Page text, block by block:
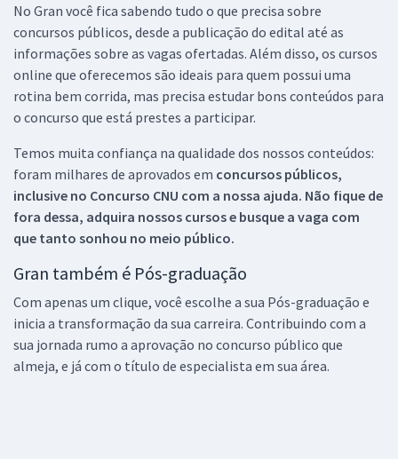
No Gran você fica sabendo tudo o que precisa sobre
concursos públicos, desde a publicação do edital até as
informações sobre as vagas ofertadas. Além disso, os cursos
online que oferecemos são ideais para quem possui uma
rotina bem corrida, mas precisa estudar bons conteúdos para
o concurso que está prestes a participar.
Temos muita confiança na qualidade dos nossos conteúdos:
foram milhares de aprovados em concursos públicos,
inclusive no Concurso CNU com a nossa ajuda. Não fique de
fora dessa, adquira nossos cursos e busque a vaga com
que tanto sonhou no meio público.
Gran também é Pós-graduação
Com apenas um clique, você escolhe a sua Pós-graduação e
inicia a transformação da sua carreira. Contribuindo com a
sua jornada rumo a aprovação no concurso público que
almeja, e já com o título de especialista em sua área.